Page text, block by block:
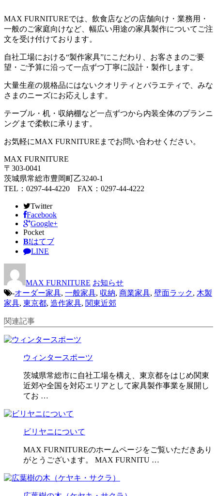
MAX FURNITUREでは、飲食店などの店舗向け・業務用・
一般のご家庭向けなど、幅広い用途の家具製作についてご注
文を受け付けております。
自社工場における“製作家具”にこだわり、お客さまのご要
望・ご予算に沿って一点ずつ丁寧に設計・製作します。
大量生産の規格品にはないクオリティとバラエティで、みな
さまのニーズにお応えします。
テーブル・机・収納棚など一点ずつから内装全体のプランニ
ングまで柔軟に承ります。
お気軽にMAX FURNITUREまでお問い合わせください。
MAX FURNITURE
〒303-0041
茨城県常総市豊岡町乙3240-1
TEL：0297-44-4220 FAX：0297-44-4222
Twitter
Facebook
Google+
Pocket
B!はてブ
LINE
MAX FURNITURE お知らせ
-オーダー家具, 一般家具, 収納, 商業家具, 壁面ラック, 木製
家具, 東京都, 造作家具, 関東近郊
関連記事
ウィンタースポーツ
茨城県常総市に自社工場を構え、東京都をはじめ関東
近郊や全国を対応エリアとして家具製作事業を展開し
てお …
ビリヤニについて
MAX FURNITUREのホームページをご覧いただきあり
がとうございます。 MAX FURNITU …